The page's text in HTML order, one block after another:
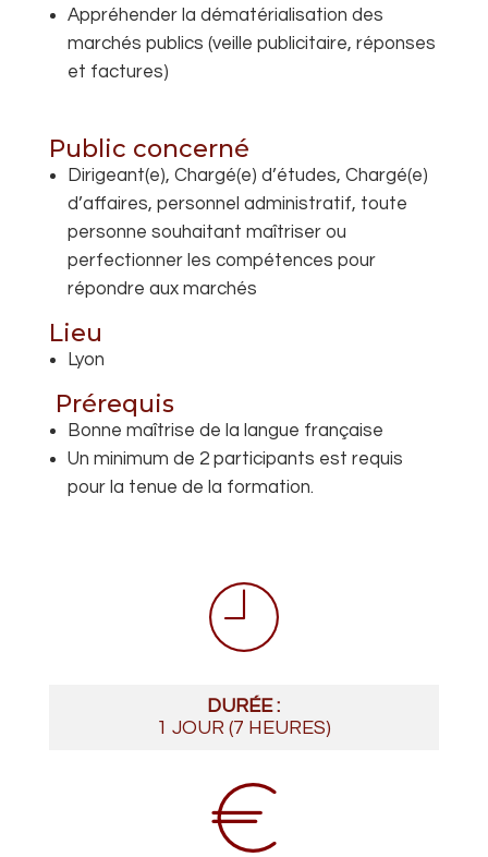
Appréhender la dématérialisation des
marchés publics (veille publicitaire, réponses
et factures)
Public concerné
Dirigeant(e), Chargé(e) d’études, Chargé(e)
d’affaires, personnel administratif, toute
personne souhaitant maîtriser ou
perfectionner les compétences pour
répondre aux marchés
Lieu
Lyon
Prérequis
Bonne maîtrise de la langue française
Un minimum de 2 participants est requis
pour la tenue de la formation.
DURÉE :
1 JOUR (7 HEURES)